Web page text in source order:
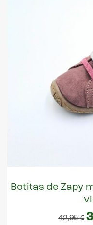
Botitas de Zapy
42,95€